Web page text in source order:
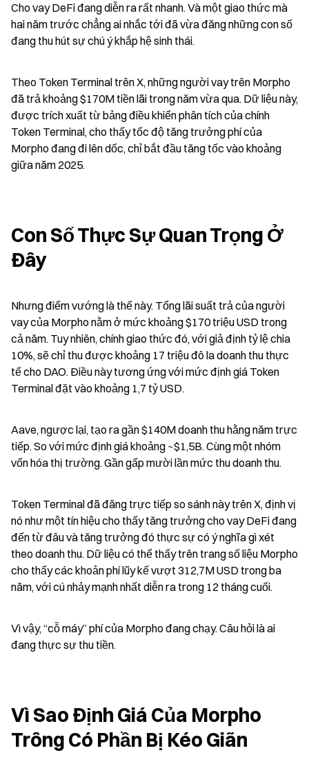
Cho vay DeFi đang diễn ra rất nhanh. Và một giao thức mà
hai năm trước chẳng ai nhắc tới đã vừa đăng những con số
đang thu hút sự chú ý khắp hệ sinh thái.
Theo Token Terminal trên X, những người vay trên Morpho
đã trả khoảng $170M tiền lãi trong năm vừa qua. Dữ liệu này,
được trích xuất từ bảng điều khiển phân tích của chính
Token Terminal, cho thấy tốc độ tăng trưởng phí của
Morpho đang đi lên dốc, chỉ bắt đầu tăng tốc vào khoảng
giữa năm 2025.
Con Số Thực Sự Quan Trọng Ở
Đây
Nhưng điểm vướng là thế này. Tổng lãi suất trả của người
vay của Morpho nằm ở mức khoảng $170 triệu USD trong
cả năm. Tuy nhiên, chính giao thức đó, với giả định tỷ lệ chia
10%, sẽ chỉ thu được khoảng 17 triệu đô la doanh thu thực
tế cho DAO. Điều này tương ứng với mức định giá Token
Terminal đặt vào khoảng 1,7 tỷ USD.
Aave, ngược lại, tạo ra gần $140M doanh thu hằng năm trực
tiếp. So với mức định giá khoảng ~$1,5B. Cùng một nhóm
vốn hóa thị trường. Gần gấp mười lần mức thu doanh thu.
Token Terminal đã đăng trực tiếp so sánh này trên X, định vị
nó như một tín hiệu cho thấy tăng trưởng cho vay DeFi đang
đến từ đâu và tăng trưởng đó thực sự có ý nghĩa gì xét
theo doanh thu. Dữ liệu có thể thấy trên trang số liệu Morpho
cho thấy các khoản phí lũy kế vượt 312,7M USD trong ba
năm, với cú nhảy mạnh nhất diễn ra trong 12 tháng cuối.
Vì vậy, “cỗ máy” phí của Morpho đang chạy. Câu hỏi là ai
đang thực sự thu tiền.
Vì Sao Định Giá Của Morpho
Trông Có Phần Bị Kéo Giãn